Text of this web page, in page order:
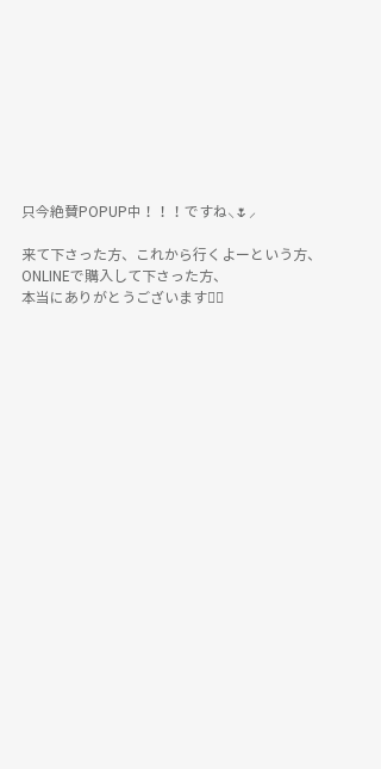
只今絶賛POPUP中！！！ですね⸜🌷︎⸝‍
来て下さった方、これから行くよーという方、
ONLINEで購入して下さった方、
本当にありがとうございます🙇‍♀️